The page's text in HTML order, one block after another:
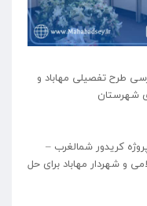
طرح تفصیلی مهاباد و
شهرستان
کریدور شمالغرب –
و شهردار مهاباد برای حل